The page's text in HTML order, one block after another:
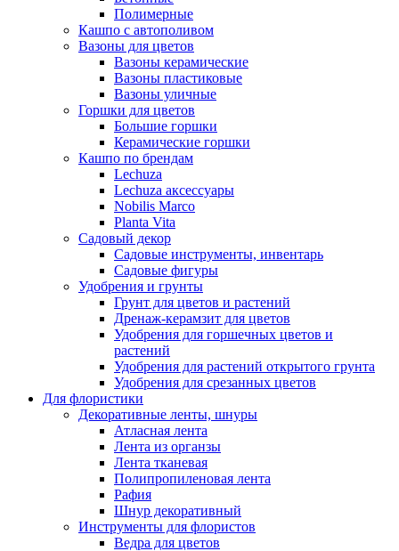
Полимерные
Кашпо с автополивом
Вазоны для цветов
Вазоны керамические
Вазоны пластиковые
Вазоны уличные
Горшки для цветов
Большие горшки
Керамические горшки
Кашпо по брендам
Lechuza
Lechuza аксессуары
Nobilis Marco
Planta Vita
Садовый декор
Садовые инструменты, инвентарь
Садовые фигуры
Удобрения и грунты
Грунт для цветов и растений
Дренаж-керамзит для цветов
Удобрения для горшечных цветов и
растений
Удобрения для растений открытого грунта
Удобрения для срезанных цветов
Для флористики
Декоративные ленты, шнуры
Атласная лента
Лента из органзы
Лента тканевая
Полипропиленовая лента
Рафия
Шнур декоративный
Инструменты для флористов
Ведра для цветов